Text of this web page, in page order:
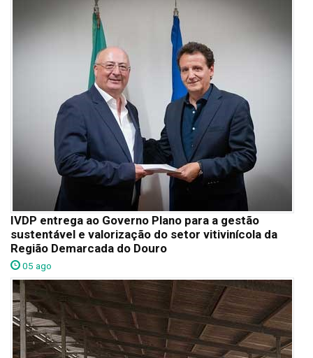
IVDP entrega ao Governo Plano para a gestão
sustentável e valorização do setor vitivinícola da
Região Demarcada do Douro
05 ago